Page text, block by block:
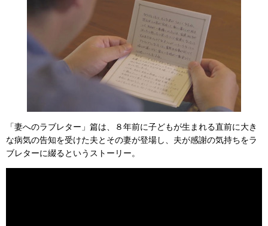
「妻へのラブレター」篇は、８年前に子どもが生まれる直前に大き
な病気の告知を受けた夫とその妻が登場し、夫が感謝の気持ちをラ
ブレターに綴るというストーリー。